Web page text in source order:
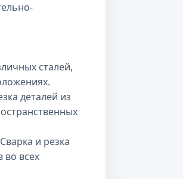
сталей,
деталей из
и резка
во всех